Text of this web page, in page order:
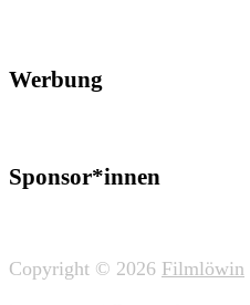
Werbung
Sponsor*innen
Copyright © 2026 Filmlöwin